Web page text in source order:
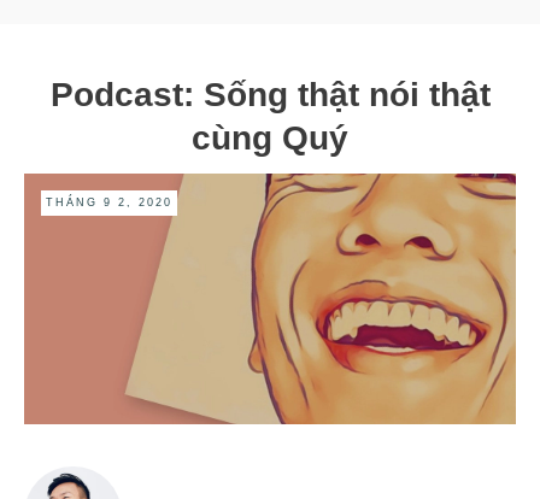
Podcast: Sống thật nói thật
cùng Quý
THÁNG 9 2, 2020